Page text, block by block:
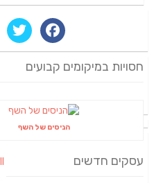
חסויות במיקומים קבועים
הניסים של השף
עסקים חדשים